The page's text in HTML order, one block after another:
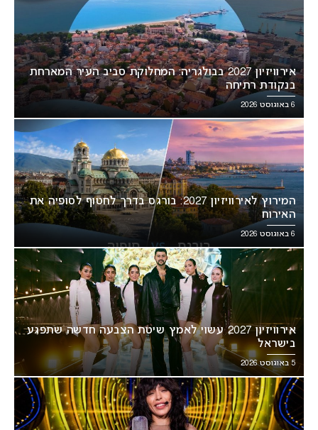
אירוויזיון 2027 בבולגריה: המחלוקת סביב העיר המארחת
בנקודת רתיחה
6 באוגוסט 2026
המירוץ לאירוויזיון 2027: בורגס בדרך לחטוף לסופיה את
האירוח
6 באוגוסט 2026
אירוויזיון 2027 עשוי לאמץ שיטת הצבעה חדשה שתפגע
בישראל
5 באוגוסט 2026